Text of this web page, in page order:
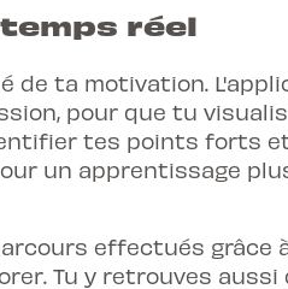
réel
de ta motivation.
, pour que tu
tes points forts
un apprentissage
effectués grâce
Tu y retrouves aussi